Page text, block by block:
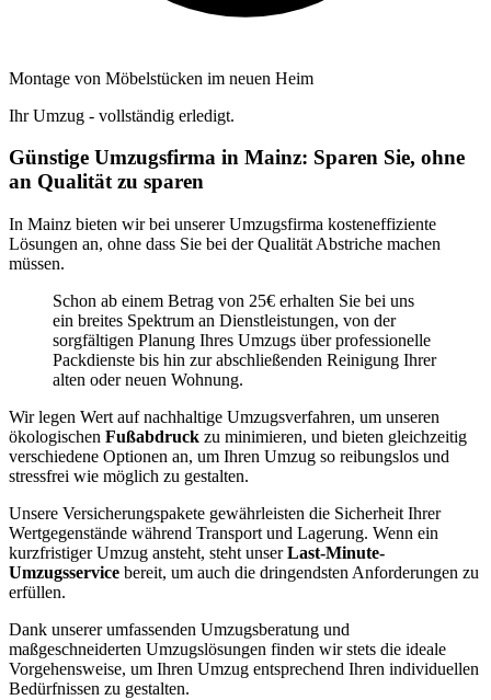
Montage von Möbelstücken im neuen Heim
Ihr Umzug - vollständig erledigt.
Günstige Umzugsfirma in Mainz: Sparen Sie, ohne
an Qualität zu sparen
In Mainz bieten wir bei unserer Umzugsfirma kosteneffiziente
Lösungen an, ohne dass Sie bei der Qualität Abstriche machen
müssen.
Schon ab einem Betrag von 25€ erhalten Sie bei uns
ein breites Spektrum an Dienstleistungen, von der
sorgfältigen Planung Ihres Umzugs über professionelle
Packdienste bis hin zur abschließenden Reinigung Ihrer
alten oder neuen Wohnung.
Wir legen Wert auf nachhaltige Umzugsverfahren, um unseren
ökologischen Fußabdruck zu minimieren, und bieten gleichzeitig
verschiedene Optionen an, um Ihren Umzug so reibungslos und
stressfrei wie möglich zu gestalten.
Unsere Versicherungspakete gewährleisten die Sicherheit Ihrer
Wertgegenstände während Transport und Lagerung. Wenn ein
kurzfristiger Umzug ansteht, steht unserLast-Minute-
Umzugsservice bereit, um auch die dringendsten Anforderungen zu
erfüllen.
Dank unserer umfassenden Umzugsberatung und
maßgeschneiderten Umzugslösungen finden wir stets die ideale
Vorgehensweise, um Ihren Umzug entsprechend Ihren individuellen
Bedürfnissen zu gestalten.